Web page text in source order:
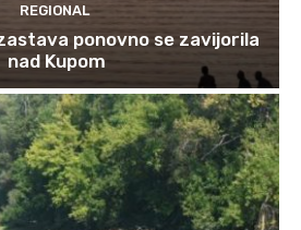
REGIONAL
ponovno se zavijorila
nad Kupom